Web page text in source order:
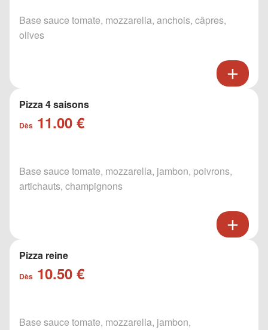
Base sauce tomate, mozzarella, anchois, câpres,
olives
Pizza 4 saisons
Dès 11.00 €
Base sauce tomate, mozzarella, jambon, poivrons,
artichauts, champignons
Pizza reine
Dès 10.50 €
Base sauce tomate, mozzarella, jambon,